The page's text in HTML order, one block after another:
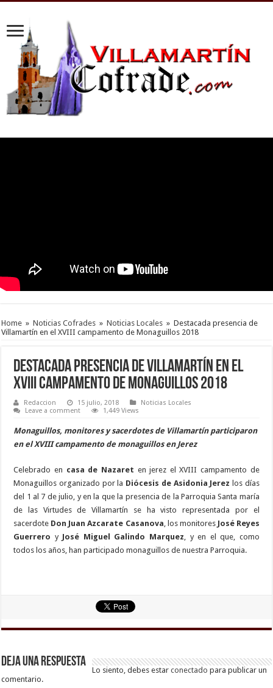
Home » Noticias Cofrades » Noticias Locales » Destacada presencia de
Villamartín en el XVIII campamento de Monaguillos 2018
Destacada presencia de Villamartín en el
XVIII campamento de Monaguillos 2018
Redaccion 15 julio, 2018
Noticias Locales
Leave a comment
1,449 Views
Monaguillos, monitores y sacerdotes de Villamartín participaron
en el XVIII campamento de monaguillos en Jerez
Celebrado en casa de Nazaret en jerez el XVIII campamento de
Monaguillos organizado por la Diócesis de Asidonia Jerez los días
del 1 al 7 de julio, y en la que la presencia de la Parroquia Santa maría
de las Virtudes de Villamartín se ha visto representada por el
sacerdote Don Juan Azcarate Casanova, los monitores José Reyes
Guerrero y José Miguel Galindo Marquez, y en el que, como
todos los años, han participado monaguillos de nuestra Parroquia.
Deja una respuesta
Lo siento, debes estarconectado para publicar un
comentario.